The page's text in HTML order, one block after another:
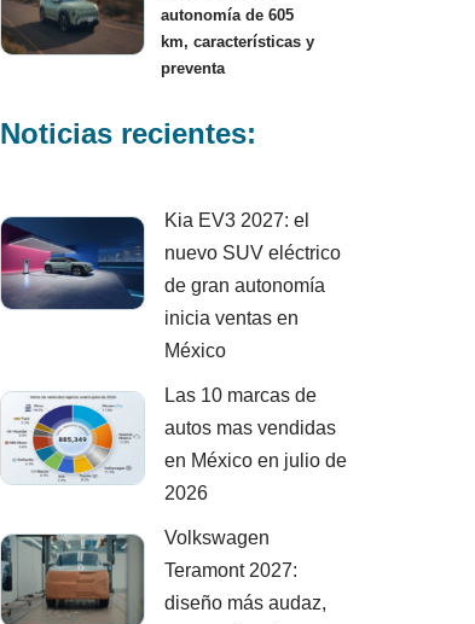
autonomía de 605
km, características y
preventa
Noticias recientes:
Kia EV3 2027: el
nuevo SUV eléctrico
de gran autonomía
inicia ventas en
México
Las 10 marcas de
autos mas vendidas
en México en julio de
2026
Volkswagen
Teramont 2027:
diseño más audaz,